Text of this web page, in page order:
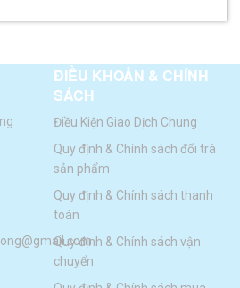
ĐIỀU KHOẢN & CHÍNH
SÁCH
Điều Kiện Giao Dịch Chung
Quy định & Chính sách đổi trà
sản phẩm
Quy định & Chính sách thanh
toán
Quy định & Chính sách vận
chuyển